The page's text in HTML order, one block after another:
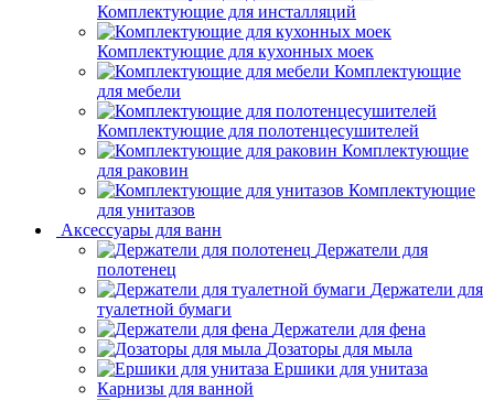
Комплектующие для инсталляций
Комплектующие для кухонных моек
Комплектующие
для мебели
Комплектующие для полотенцесушителей
Комплектующие
для раковин
Комплектующие
для унитазов
Аксессуары для ванн
Держатели для
полотенец
Держатели для
туалетной бумаги
Держатели для фена
Дозаторы для мыла
Ершики для унитаза
Карнизы для ванной